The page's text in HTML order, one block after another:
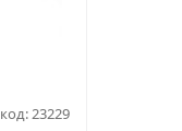
код: 23229